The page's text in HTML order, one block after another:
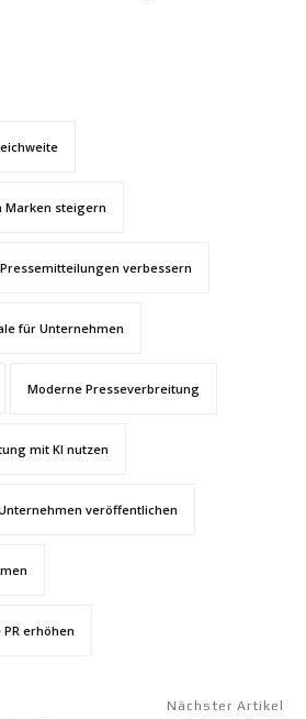
Marken steigern
verbessern
für Unternehmen
Moderne Presseverbreitung
mit KI nutzen
veröffentlichen
erhöhen
Nächster Artikel